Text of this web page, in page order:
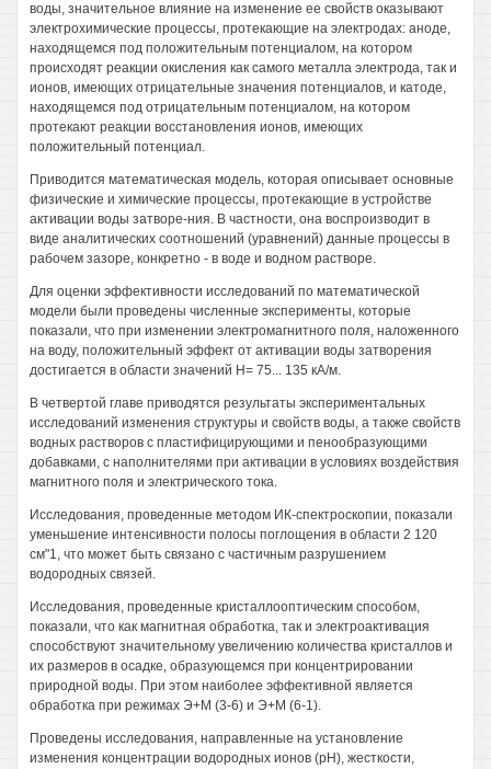
воды, значительное влияние на изменение ее свойств оказывают
электрохимические процессы, протекающие на электродах: аноде,
находящемся под положительным потенциалом, на котором
происходят реакции окисления как самого металла электрода, так и
ионов, имеющих отрицательные значения потенциалов, и катоде,
находящемся под отрицательным потенциалом, на котором
протекают реакции восстановления ионов, имеющих
положительный потенциал.
Приводится математическая модель, которая описывает основные
физические и химические процессы, протекающие в устройстве
активации воды затворе-ния. В частности, она воспроизводит в
виде аналитических соотношений (уравнений) данные процессы в
рабочем зазоре, конкретно - в воде и водном растворе.
Для оценки эффективности исследований по математической
модели были проведены численные эксперименты, которые
показали, что при изменении электромагнитного поля, наложенного
на воду, положительный эффект от активации воды затворения
достигается в области значений Н= 75... 135 кА/м.
В четвертой главе приводятся результаты экспериментальных
исследований изменения структуры и свойств воды, а также свойств
водных растворов с пластифицирующими и пенообразующими
добавками, с наполнителями при активации в условиях воздействия
магнитного поля и электрического тока.
Исследования, проведенные методом ИК-спектроскопии, показали
уменьшение интенсивности полосы поглощения в области 2 120
см"1, что может быть связано с частичным разрушением
водородных связей.
Исследования, проведенные кристаллооптическим способом,
показали, что как магнитная обработка, так и электроактивация
способствуют значительному увеличению количества кристаллов и
их размеров в осадке, образующемся при концентрировании
природной воды. При этом наиболее эффективной является
обработка при режимах Э+М (3-6) и Э+М (6-1).
Проведены исследования, направленные на установление
изменения концентрации водородных ионов (рН), жесткости,